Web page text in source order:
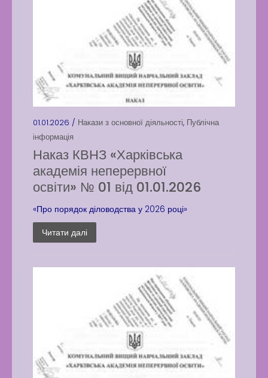
01.01.2026 / Накази з основної діяльності, Публічна
інформація
Наказ КВНЗ «Харківська
академія неперервної
освіти» № 01 від 01.01.2026
«Про порядок діловодства у 2026 році»
Читати далі